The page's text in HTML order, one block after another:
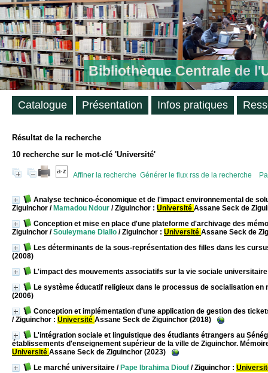
Bibliothèque Centrale de
Résultat de la recherche
10 recherche sur le mot-clé 'Université'
Affiner la recherche Générer le flux rss de la recherche
Analyse technico-économique et de l'impact environnemental de
Ziguinchor / Mamadou Ndour / Ziguinchor : Université Assane Seck de
Conception et mise en place d'une plateforme d'archivage des
Ziguinchor /Souleymane Diallo / Ziguinchor : Université Assane Seck de
Les déterminants de la sous-représentation des filles dans les
(2008)
L'impact des mouvements associatifs sur la vie sociale universitaire
Le système éducatif religieux dans le processus de socialisation en
(2006)
Conception et implémentation d'une application de gestion des
/ Ziguinchor : Université Assane Seck de Ziguinchor (2018)
L'intégration sociale et linguistique des étudiants étrangers au
établissements d'enseignement supérieur de la ville de Ziguinchor.
Université Assane Seck de Ziguinchor (2023)
Le marché universitaire / Pape Ibrahima Diouf / Ziguinchor :
Catalogue Présentation Infos pratiques